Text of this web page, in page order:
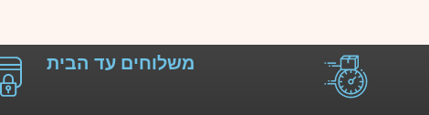
משלוחים עד הבית